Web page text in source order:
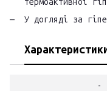
термоактивної
У догляді за
-